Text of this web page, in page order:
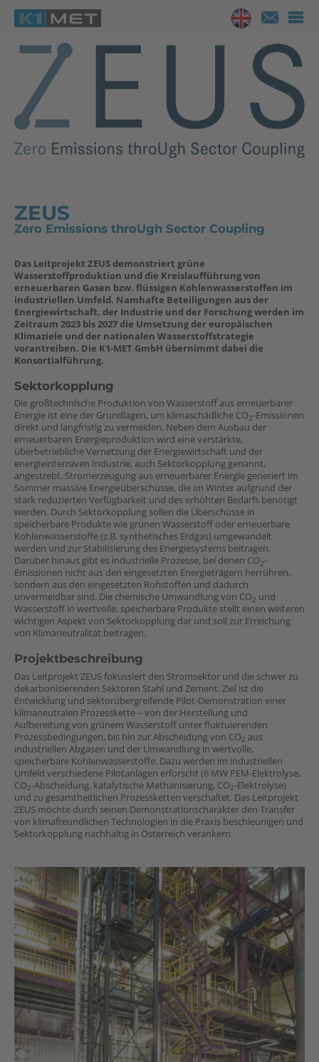
ZEUS
Zero Emissions throUgh Sector Coupling
Das Leitprojekt ZEUS demonstriert grüne
Wasserstoffproduktion und die Kreislaufführung von
erneuerbaren Gasen bzw. flüssigen Kohlenwasserstoffen im
industriellen Umfeld. Namhafte Beteiligungen aus der
Energiewirtschaft, der Industrie und der Forschung werden im
Zeitraum 2023 bis 2027 die Umsetzung der europäischen
Klimaziele und der nationalen Wasserstoffstrategie
vorantreiben. Die K1-MET GmbH übernimmt dabei die
Konsortialführung.
Sektorkopplung
Die großtechnische Produktion von Wasserstoff aus erneuerbarer
Energie ist eine der Grundlagen, um klimaschädliche CO2-Emissionen
direkt und langfristig zu vermeiden. Neben dem Ausbau der
erneuerbaren Energieproduktion wird eine verstärkte,
überbetriebliche Vernetzung der Energiewirtschaft und der
energieintensiven Industrie, auch Sektorkopplung genannt,
angestrebt. Stromerzeugung aus erneuerbarer Energie generiert im
Sommer massive Energieüberschüsse, die im Winter aufgrund der
stark reduzierten Verfügbarkeit und des erhöhten Bedarfs benötigt
werden. Durch Sektorkopplung sollen die Überschüsse in
speicherbare Produkte wie grünen Wasserstoff oder erneuerbare
Kohlenwasserstoffe (z.B. synthetisches Erdgas) umgewandelt
werden und zur Stabilisierung des Energiesystems beitragen.
Darüber hinaus gibt es industrielle Prozesse, bei denen CO2-
Emissionen nicht aus den eingesetzten Energieträgern herrühren,
sondern aus den eingesetzten Rohstoffen und dadurch
unvermeidbar sind. Die chemische Umwandlung von CO2 und
Wasserstoff in wertvolle, speicherbare Produkte stellt einen weiteren
wichtigen Aspekt von Sektorkopplung dar und soll zur Erreichung
von Klimaneutralität beitragen.
Projektbeschreibung
Das Leitprojekt ZEUS fokussiert den Stromsektor und die schwer zu
dekarbonisierenden Sektoren Stahl und Zement. Ziel ist die
Entwicklung und sektorübergreifende Pilot-Demonstration einer
klimaneutralen Prozesskette – von der Herstellung und
Aufbereitung von grünem Wasserstoff unter fluktuierenden
Prozessbedingungen, bis hin zur Abscheidung von CO2 aus
industriellen Abgasen und der Umwandlung in wertvolle,
speicherbare Kohlenwasserstoffe. Dazu werden im industriellen
Umfeld verschiedene Pilotanlagen erforscht (6 MW PEM-Elektrolyse,
CO2-Abscheidung, katalytische Methanisierung, CO2-Elektrolyse)
und zu gesamtheitlichen Prozessketten verschaltet. Das Leitprojekt
ZEUS möchte durch seinen Demonstrationscharakter den Transfer
von klimafreundlichen Technologien in die Praxis beschleunigen und
Sektorkopplung nachhaltig in Österreich verankern.